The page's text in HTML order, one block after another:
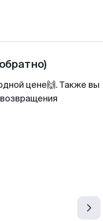
цене🙌. Также вы